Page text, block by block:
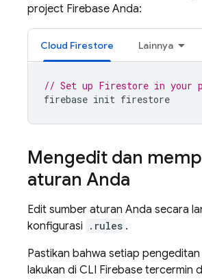
project Firebase Anda:
Cloud Firestore Lainnya
// Set up Firestore in
firebase init firestore
Mengedit dan
aturan Anda
Edit sumber aturan Anda secara
konfigurasi
.rules .
Pastikan bahwa setiap
lakukan di CLI Firebase tercermin